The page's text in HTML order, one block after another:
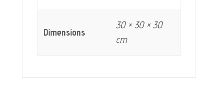
Dimensions
30 × 30 × 30
cm